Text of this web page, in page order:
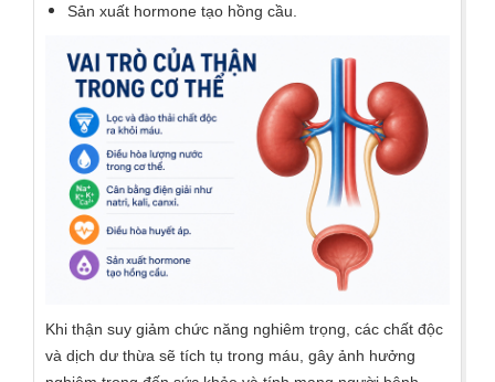
Sản xuất hormone tạo hồng cầu.
Khi thận suy giảm chức năng nghiêm trọng, các chất độc
và dịch dư thừa sẽ tích tụ trong máu, gây ảnh hưởng